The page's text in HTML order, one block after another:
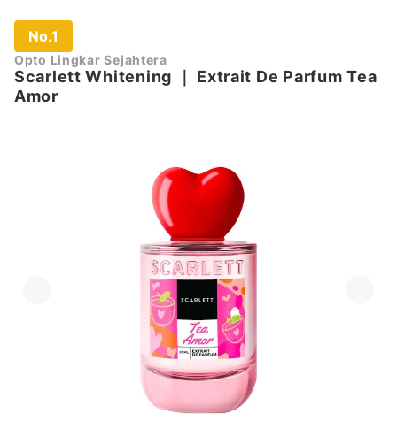
No.1
Opto Lingkar Sejahtera
Scarlett Whitening ｜ Extrait De Parfum Tea
Amor